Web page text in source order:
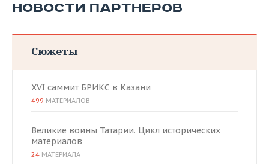
НОВОСТИ ПАРТНЕРОВ
Сюжеты
XVI саммит БРИКС в Казани
499 МАТЕРИАЛОВ
Великие воины Татарии. Цикл исторических
материалов
24 МАТЕРИАЛА